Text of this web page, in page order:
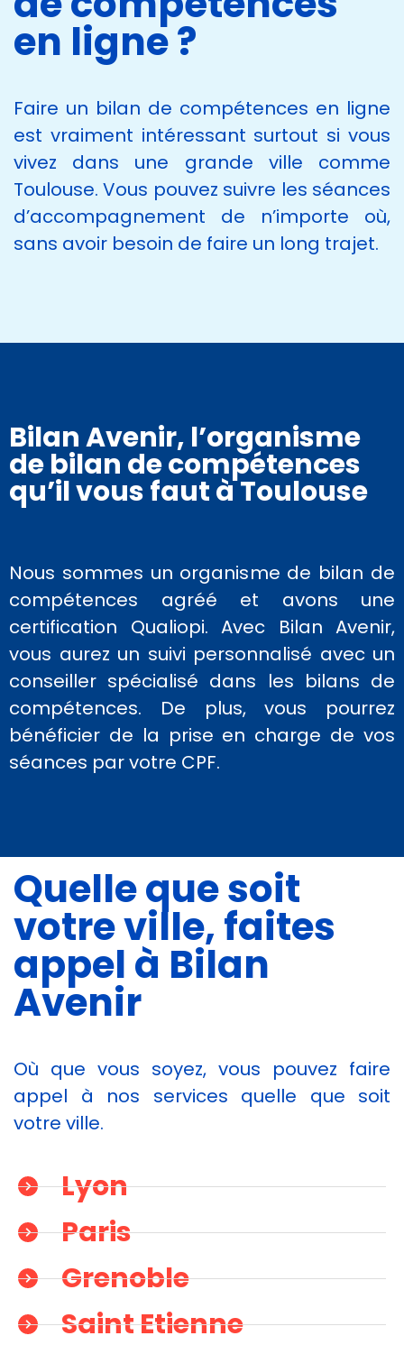
en ligne ?
Faire un bilan de compétences en ligne
est vraiment intéressant surtout si vous
vivez dans une grande ville comme
Toulouse. Vous pouvez suivre les séances
d’accompagnement de n’importe où,
sans avoir besoin de faire un long trajet.
Bilan Avenir, l’organisme
de bilan de compétences
qu’il vous faut à Toulouse
Nous sommes un organisme de bilan de
compétences agréé et avons une
certification Qualiopi. Avec Bilan Avenir,
vous aurez un suivi personnalisé avec un
conseiller spécialisé dans les bilans de
compétences. De plus, vous pourrez
bénéficier de la prise en charge de vos
séances par votre CPF.
Quelle que soit
votre ville, faites
appel à Bilan
Avenir
Où que vous soyez, vous pouvez faire
appel à nos services quelle que soit
votre ville.
Lyon
Paris
Grenoble
Saint Etienne